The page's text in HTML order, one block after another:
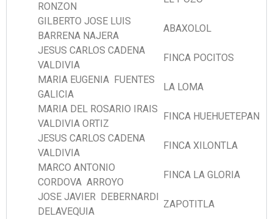
RONZON
GILBERTO JOSE LUIS
BARRENA NAJERA
ABAXOLOL
JESUS CARLOS CADENA
VALDIVIA
FINCA POCITOS
MARIA EUGENIA FUENTES
GALICIA
LA LOMA
MARIA DEL ROSARIO IRAIS
VALDIVIA ORTIZ
FINCA HUEHUETEPAN
JESUS CARLOS CADENA
VALDIVIA
FINCA XILONTLA
MARCO ANTONIO
CORDOVA ARROYO
FINCA LA GLORIA
JOSE JAVIER DEBERNARDI
DELAVEQUIA
ZAPOTITLA